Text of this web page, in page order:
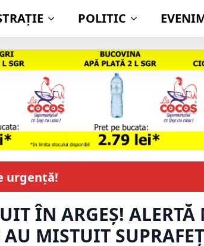
POLITIC
urgență!
ÎN ARGEȘ!
MISTUIT